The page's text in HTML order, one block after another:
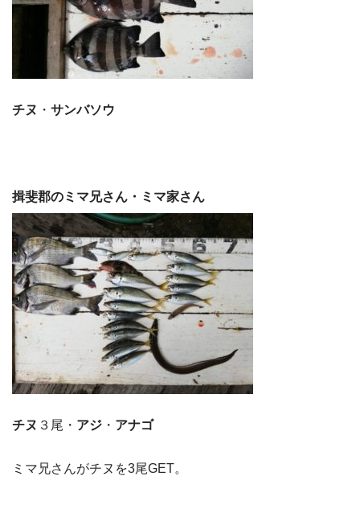
チヌ ・ サンバソウ
揖斐郡のミマ兄さん・ミマ家さん
チヌ ３尾・ アジ ・ アナゴ
ミマ兄さんがチヌを3尾GET。